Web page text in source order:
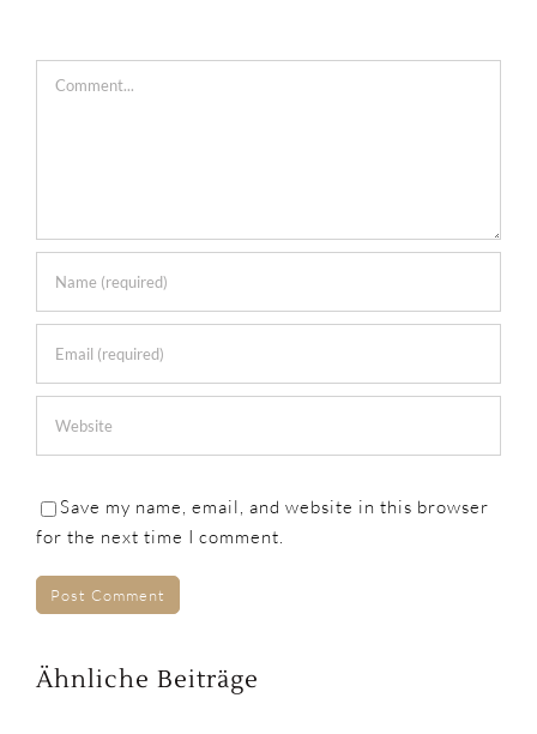
Save my name, email, and website in this browser
for the next time I comment.
Ähnliche Beiträge